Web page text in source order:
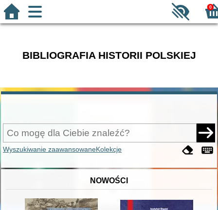
0
BIBLIOGRAFIA HISTORII POLSKIEJ
Wyszukiwanie zaawansowaneKolekcje
NOWOŚCI